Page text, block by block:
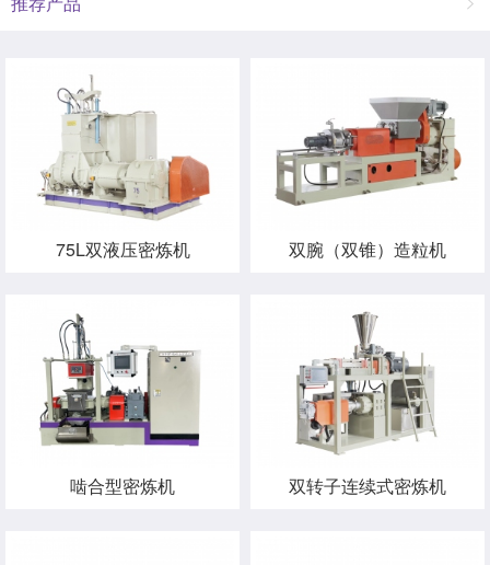
75L双液压密炼机 双腕（双锥）造粒机
啮合型密炼机 双转子连续式密炼机